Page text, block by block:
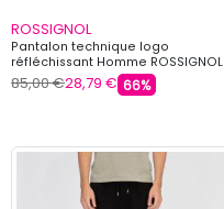
ROSSIGNOL
Pantalon technique logo
réfléchissant Homme ROSSIGNOL
85,00 €28,79 € 66%